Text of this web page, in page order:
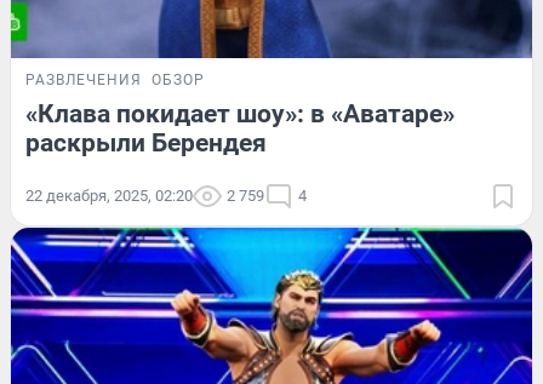
РАЗВЛЕЧЕНИЯ ОБЗОР
«Клава покидает шоу»: в «Аватаре»
раскрыли Берендея
22 декабря, 2025, 02:20 2 759 4